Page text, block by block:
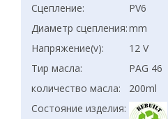
Сцепление:
PV6
Диаметр сцепления:mm
Напряжение(v):
12 V
Тир масла:
PAG 46
количество масла:
200ml
Состояние изделия: